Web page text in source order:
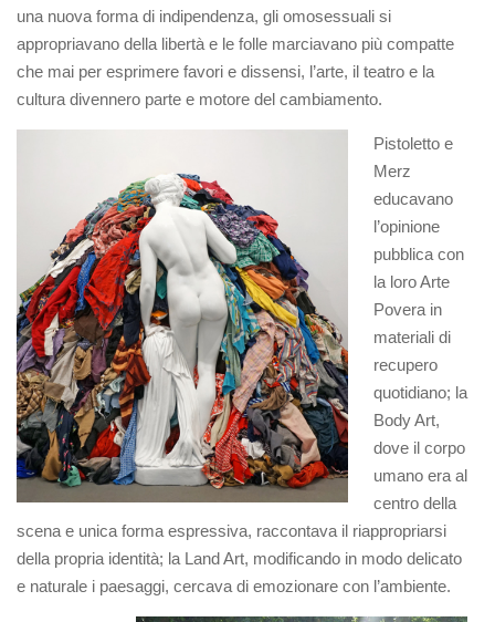
una nuova forma di indipendenza, gli omosessuali si
appropriavano della libertà e le folle marciavano più compatte
che mai per esprimere favori e dissensi, l’arte, il teatro e la
cultura divennero parte e motore del cambiamento.
Pistoletto e
Merz
educavano
l’opinione
pubblica con
la loro Arte
Povera in
materiali di
recupero
quotidiano; la
Body Art,
dove il corpo
umano era al
centro della
scena e unica forma espressiva, raccontava il riappropriarsi
della propria identità; la Land Art, modificando in modo delicato
e naturale i paesaggi, cercava di emozionare con l’ambiente.